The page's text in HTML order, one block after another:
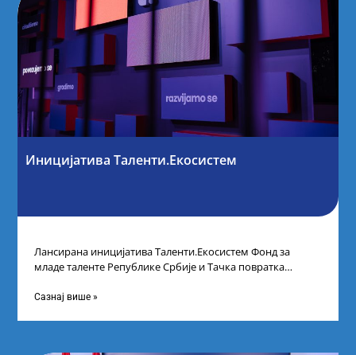
Иницијатива Таленти.Екосистем
Лансирана иницијатива Таленти.Екосистем Фонд за
младе таленте Републике Србије и Тачка повратка
догађају су се
Сазнај више »